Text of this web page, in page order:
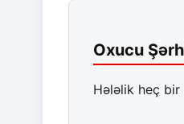
Oxucu
Hələlik heç bir